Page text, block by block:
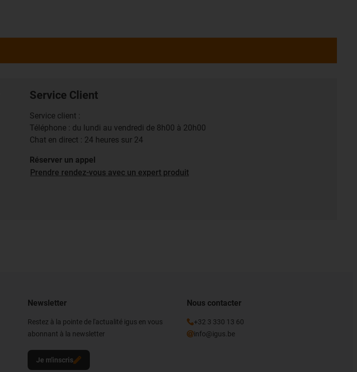
Service Client
Service client :
Téléphone : du lundi au vendredi de 8h00 à 20h00
Chat en direct : 24 heures sur 24
Réserver un appel
Prendre rendez-vous avec un expert produit
Newsletter
Restez à la pointe de l'actualité igus en vous
abonnant à la newsletter
Je m'inscris
Nous contacter
+32 3 330 13 60
info@igus.be